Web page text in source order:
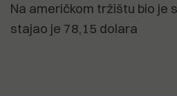
Na američkom tržištu bio je
stajao je 78,15 dolara